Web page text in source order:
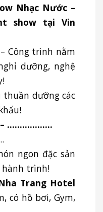
Nhạc Nước –
show tại Vin
– Công trình nằm
dưỡng, nghệ
thuần dưỡng các
– ………………
ngon đặc sản
trình!
Trang Hotel
có hồ bơi, Gym,